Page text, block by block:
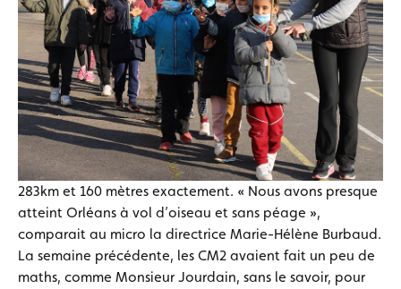
283km et 160 mètres exactement. « Nous avons presque
atteint Orléans à vol d’oiseau et sans péage »,
comparait au micro la directrice Marie-Hélène Burbaud.
La semaine précédente, les CM2 avaient fait un peu de
maths, comme Monsieur Jourdain, sans le savoir, pour